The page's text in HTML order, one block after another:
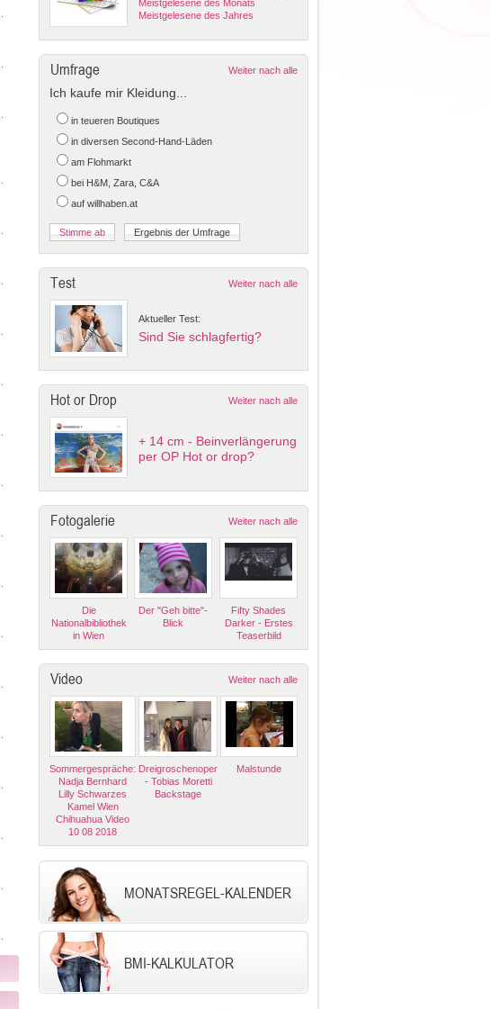
Meistgelesene des Monats
Meistgelesene des Jahres
Umfrage Weiter nach alle
Ich kaufe mir Kleidung...
in teueren Boutiques
in diversen Second-Hand-Läden
am Flohmarkt
bei H&M, Zara, C&A
auf willhaben.at
Test Weiter nach alle
Aktueller Test:
Sind Sie schlagfertig?
Hot or Drop Weiter nach alle
+ 14 cm - Beinverlängerung
per OP Hot or drop?
Fotogalerie Weiter nach alle
Die
Nationalbibliothek
in Wien
Der "Geh bitte"-
Blick
Fifty Shades
Darker - Erstes
Teaserbild
Video Weiter nach alle
Sommergespräche:
Nadja Bernhard
Lilly Schwarzes
Kamel Wien
Chihuahua Video
10 08 2018
Dreigroschenoper
- Tobias Moretti
Backstage
Malstunde
MONATSREGEL-KALENDER
BMI-KALKULATOR